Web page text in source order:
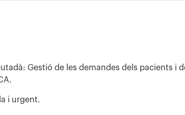
Gestió de les demandes dels pacients i
i urgent.